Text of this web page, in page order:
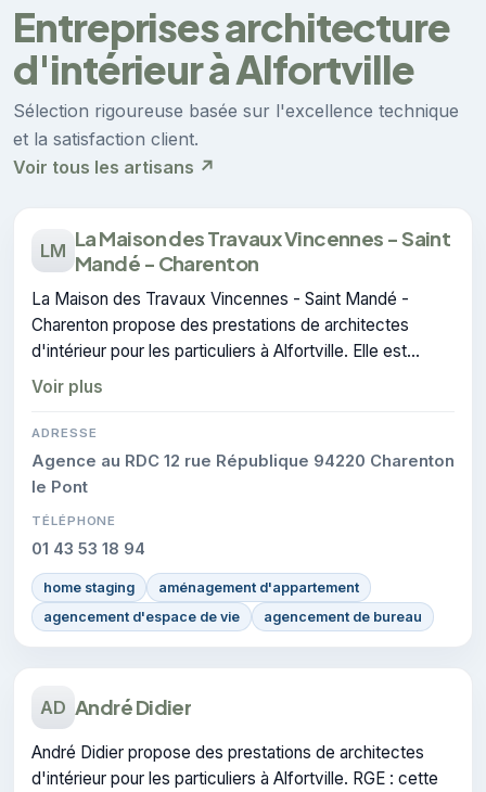
Entreprises architecture
d'intérieur à Alfortville
Sélection rigoureuse basée sur l'excellence technique
et la satisfaction client.
Voir tous les artisans ↗
LM La Maison des Travaux Vincennes - Saint
Mandé - Charenton
La Maison des Travaux Vincennes - Saint Mandé -
Charenton propose des prestations de architectes
d'intérieur pour les particuliers à Alfortville. Elle est
certifiée CERTIFIE, gage de conformité sur les
interventions réalisées.
Voir plus
ADRESSE
Agence au RDC 12 rue République 94220 Charenton
le Pont
TÉLÉPHONE
01 43 53 18 94
home staging
aménagement d'appartement
agencement d'espace de vie
agencement de bureau
AD André Didier
André Didier propose des prestations de architectes
d'intérieur pour les particuliers à Alfortville. RGE : cette